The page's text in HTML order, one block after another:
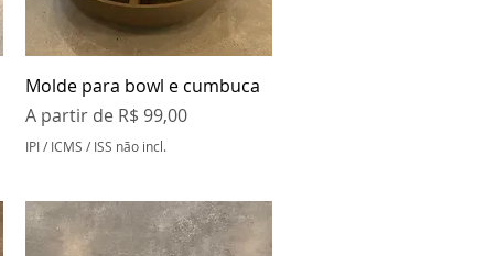
Visualização rápida
Molde para bowl e cumbuca
A partir de R$ 99,00
Preço promocional
IPI / ICMS / ISS não incl.